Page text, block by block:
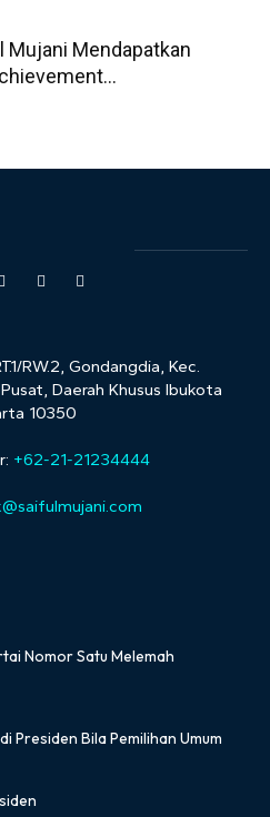
Mujani Mendapatkan
RW.2, Gondangdia, Kec.
Daerah Khusus Ibukota
10350
+62-21-21234444
Nomor Satu Melemah
Presiden Bila Pemilihan Umum